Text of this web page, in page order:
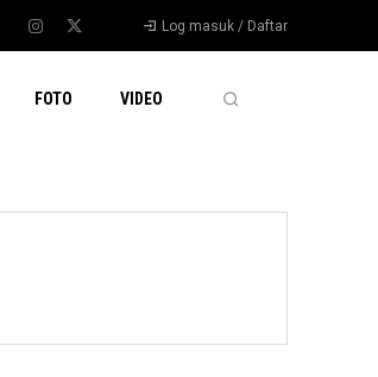
Log masuk / Daftar
FOTO VIDEO